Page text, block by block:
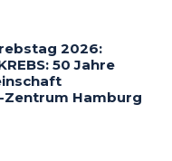
2026:
50 Jahre
Hamburg